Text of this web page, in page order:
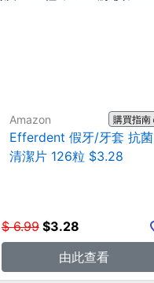
Amazon 購買指南
Efferdent 假牙/牙套 抗菌
清潔片 126粒 $3.28
$ 6.99 $3.28
由此查看